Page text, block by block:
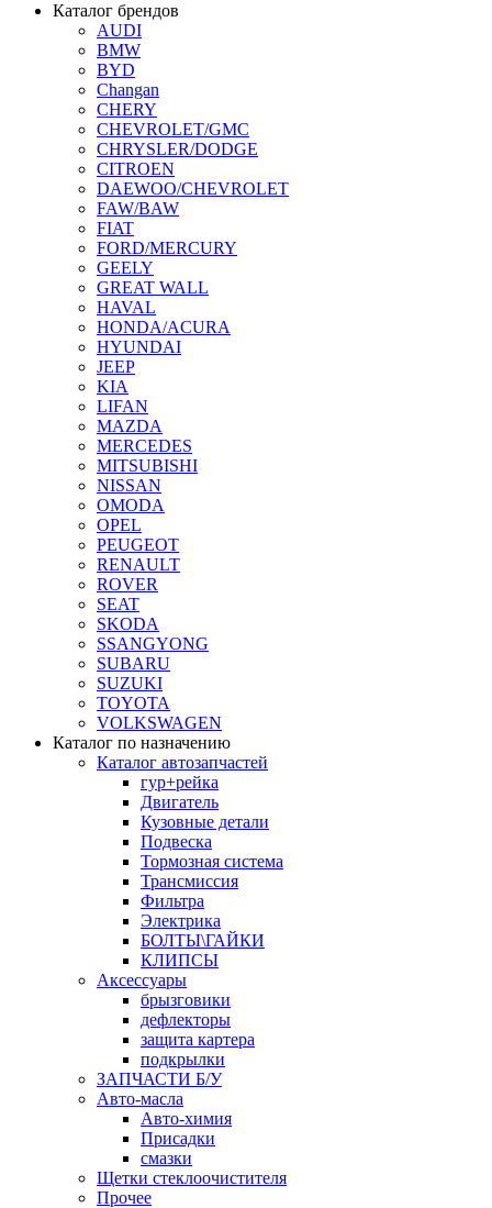
Каталог брендов
AUDI
BMW
BYD
Changan
CHERY
CHEVROLET/GMC
CHRYSLER/DODGE
CITROEN
DAEWOO/CHEVROLET
FAW/BAW
FIAT
FORD/MERCURY
GEELY
GREAT WALL
HAVAL
HONDA/ACURA
HYUNDAI
JEEP
KIA
LIFAN
MAZDA
MERCEDES
MITSUBISHI
NISSAN
OMODA
OPEL
PEUGEOT
RENAULT
ROVER
SEAT
SKODA
SSANGYONG
SUBARU
SUZUKI
TOYOTA
VOLKSWAGEN
Каталог по назначению
Каталог автозапчастей
гур+рейка
Двигатель
Кузовные детали
Подвеска
Тормозная система
Трансмиссия
Фильтра
Электрика
БОЛТЫ\ГАЙКИ
КЛИПСЫ
Аксессуары
брызговики
дефлекторы
защита картера
подкрылки
ЗАПЧАСТИ Б/У
Авто-масла
Авто-химия
Присадки
смазки
Щетки стеклоочистителя
Прочее